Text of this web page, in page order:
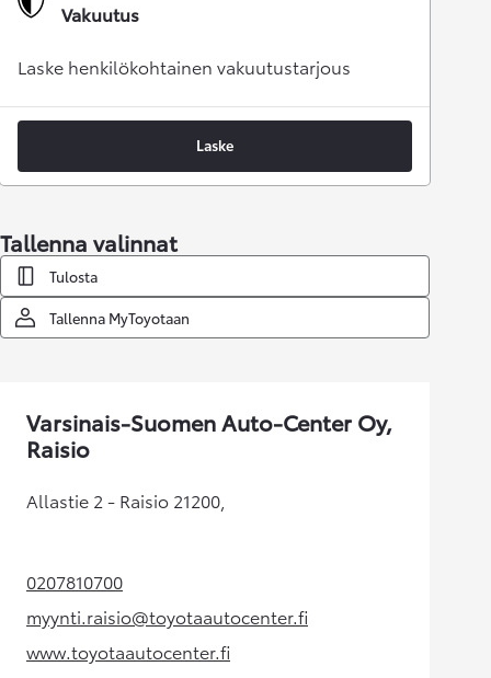
Vakuutus
Laske henkilökohtainen vakuutustarjous
Laske
Tallenna valinnat
Tulosta
Tallenna MyToyotaan
Varsinais-Suomen Auto-Center Oy,
Raisio
Allastie 2 - Raisio 21200,
0207810700(Aukeaa uudessa välilehdessä)
myynti.raisio@toyotaautocenter.fi
(Aukeaa uudessa välilehdessä)
www.toyotaautocenter.fi(Aukeaa uudessa välilehdessä)